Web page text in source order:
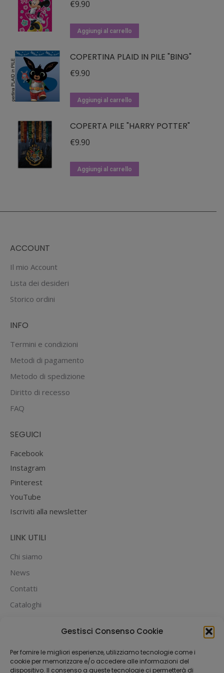
Gestisci Consenso Cookie
Per fornire le migliori esperienze, utilizziamo tecnologie come i
cookie per memorizzare e/o accedere alle informazioni del
dispositivo. Il consenso a queste tecnologie ci permetterà di
€9.90
Aggiungi al carrello
COPERTINA PLAID IN PILE "BING"
€9.90
Aggiungi al carrello
COPERTA PILE "HARRY POTTER"
€9.90
Aggiungi al carrello
ACCOUNT
Il mio Account
Lista dei desideri
Storico ordini
INFO
Termini e condizioni
Metodi di pagamento
Metodo di spedizione
Diritto di recesso
FAQ
SEGUICI
Facebook
Instagram
Pinterest
YouTube
Iscriviti alla newsletter
LINK UTILI
Chi siamo
News
Contatti
Cataloghi
PUOI PAGARE CON: